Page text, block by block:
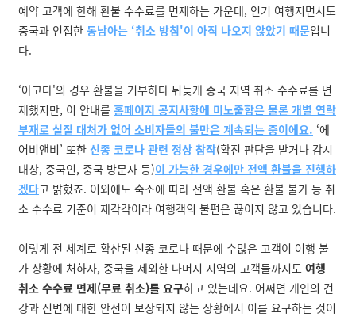
예약 고객에 한해 환불 수수료를 면제하는 가운데, 인기 여행지면서도
중국과 인접한 동남아는 ‘취소 방침'이 아직 나오지 않았기 때문입니
다.
‘아고다'의 경우 환불을 거부하다 뒤늦게 중국 지역 취소 수수료를 면
제했지만, 이 안내를 홈페이지 공지사항에 미노출함은 물론 개별 연락
부재로 실질 대처가 없어 소비자들의 불만은 계속되는 중이에요. ‘에
어비앤비’ 또한 신종 코로나 관련 정상 참작(확진 판단을 받거나 감시
대상, 중국인, 중국 방문자 등)이 가능한 경우에만 전액 환불을 진행하
겠다고 밝혔죠. 이외에도 숙소에 따라 전액 환불 혹은 환불 불가 등 취
소 수수료 기준이 제각각이라 여행객의 불편은 끊이지 않고 있습니다.
이렇게 전 세계로 확산된 신종 코로나 때문에 수많은 고객이 여행 불
가 상황에 처하자, 중국을 제외한 나머지 지역의 고객들까지도 여행
취소 수수료 면제(무료 취소)를 요구하고 있는데요. 어쩌면 개인의 건
강과 신변에 대한 안전이 보장되지 않는 상황에서 이를 요구하는 것이